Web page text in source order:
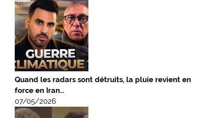
Quand les radars sont détruits, la pluie revient en
force en Iran…
07/05/2026